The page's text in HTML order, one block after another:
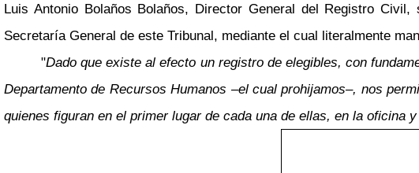
Luis Antonio Bolaños Bolaños, Director General del Registro
Secretaría General de este Tribunal, mediante el cual literalmente
"Dado que existe al efecto un registro de elegibles, con
Departamento de Recursos Humanos –el cual prohijamos–, nos
quienes figuran en el primer lugar de cada una de ellas, en la oficina